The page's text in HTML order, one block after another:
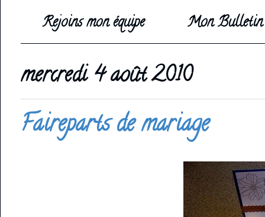
Rejoins mon équipe
Mon
mercredi 4 août 2010
Faireparts de mariage